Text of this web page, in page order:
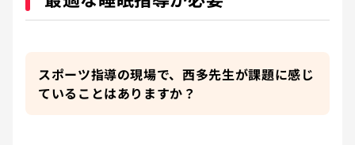
スポーツ指導の現場で、西多先生が課題に感じ
ていることはありますか？